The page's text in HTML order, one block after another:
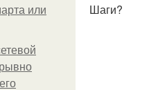
или
Шаги?